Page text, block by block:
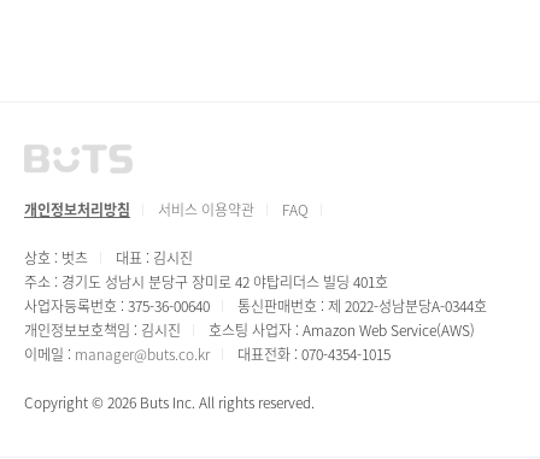
개인정보처리방침 서비스 이용약관 FAQ
상호 : 벗츠
대표 : 김시진
주소 : 경기도 성남시 분당구 장미로 42 야탑리더스 빌딩 401호
사업자등록번호 : 375-36-00640
통신판매번호 : 제 2022-성남분당A-0344호
개인정보보호책임 : 김시진
호스팅 사업자 : Amazon Web Service(AWS)
이메일 : manager@buts.co.kr 대표전화 : 070-4354-1015
Copyright © 2026 Buts Inc. All rights reserved.